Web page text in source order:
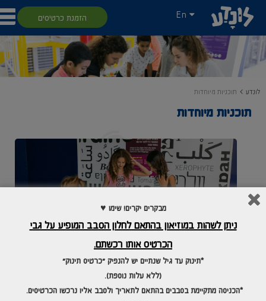
En הזמנת כרטיסים
לונדע תוכניות מיוחדות
תוכניות מיוחדות
מבקרים יקרים! שימו ♥
ניתן לשהות במוזיאון בהתאם לחלון הסבב המופיע על גבי
הכרטיס אותו רכשתם.
*תינוק עד גיל שנתיים יש להנפיק "כרטיס תינוק"
(ללא עלות נוספת).
*הכניסה מתקיימת בסבבים בהתאם לתאריךולסבב אליו נרכשו הכרטיסים.